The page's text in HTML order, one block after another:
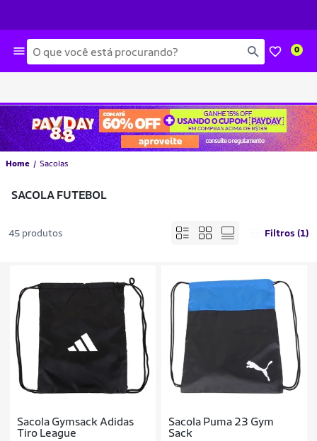
Busca 0
Home Sacolas
SACOLA FUTEBOL
45 produtos Filtros (1)
Sacola Gymsack Adidas
Tiro League
Sacola Puma 23 Gym
Sack